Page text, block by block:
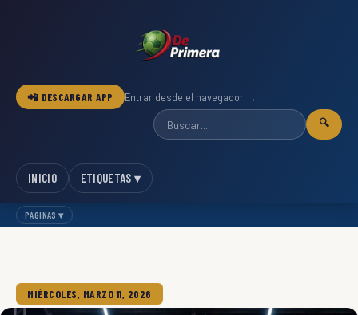
📲 DESCARGAR APP Entrar desde el navegador →
🔍
INICIO ETIQUETAS ▾
PÁGINAS ▾
MIÉRCOLES, MARZO 11, 2026